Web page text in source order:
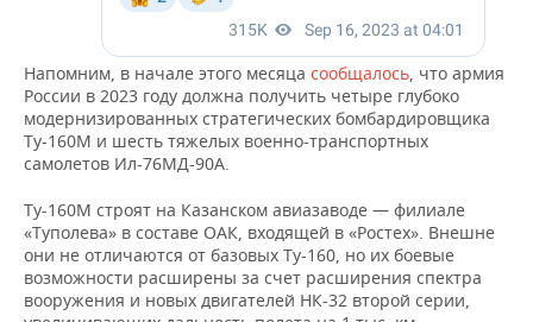
Напомним, в начале этого месяца сообщалось, что армия
России в 2023 году должна получить четыре глубоко
модернизированных стратегических бомбардировщика
Ту-160М и шесть тяжелых военно-транспортных
самолетов Ил-76МД-90А.
Ту-160М строят на Казанском авиазаводе — филиале
«Туполева» в составе ОАК, входящей в «Ростех». Внешне
они не отличаются от базовых Ту-160, но их боевые
возможности расширены за счет расширения спектра
вооружения и новых двигателей НК-32 второй серии,